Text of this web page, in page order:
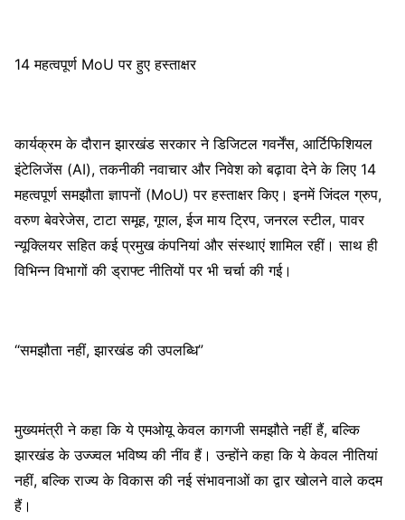
14 महत्वपूर्ण MoU पर हुए हस्ताक्षर
कार्यक्रम के दौरान झारखंड सरकार ने डिजिटल गवर्नेंस, आर्टिफिशियल
इंटेलिजेंस (AI), तकनीकी नवाचार और निवेश को बढ़ावा देने के लिए 14
महत्वपूर्ण समझौता ज्ञापनों (MoU) पर हस्ताक्षर किए। इनमें जिंदल ग्रुप,
वरुण बेवरेजेस, टाटा समूह, गूगल, ईज माय ट्रिप, जनरल स्टील, पावर
न्यूक्लियर सहित कई प्रमुख कंपनियां और संस्थाएं शामिल रहीं। साथ ही
विभिन्न विभागों की ड्राफ्ट नीतियों पर भी चर्चा की गई।
“समझौता नहीं, झारखंड की उपलब्धि”
मुख्यमंत्री ने कहा कि ये एमओयू केवल कागजी समझौते नहीं हैं, बल्कि
झारखंड के उज्ज्वल भविष्य की नींव हैं। उन्होंने कहा कि ये केवल नीतियां
नहीं, बल्कि राज्य के विकास की नई संभावनाओं का द्वार खोलने वाले कदम
हैं।